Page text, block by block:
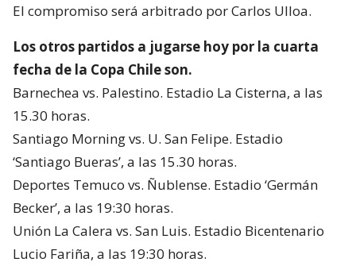
El compromiso será arbitrado por Carlos Ulloa.
Los otros partidos a jugarse hoy por la cuarta
fecha de la Copa Chile son.
Barnechea vs. Palestino. Estadio La Cisterna, a las
15.30 horas.
Santiago Morning vs. U. San Felipe. Estadio
‘Santiago Bueras’, a las 15.30 horas.
Deportes Temuco vs. Ñublense. Estadio ‘Germán
Becker’, a las 19:30 horas.
Unión La Calera vs. San Luis. Estadio Bicentenario
Lucio Fariña, a las 19:30 horas.